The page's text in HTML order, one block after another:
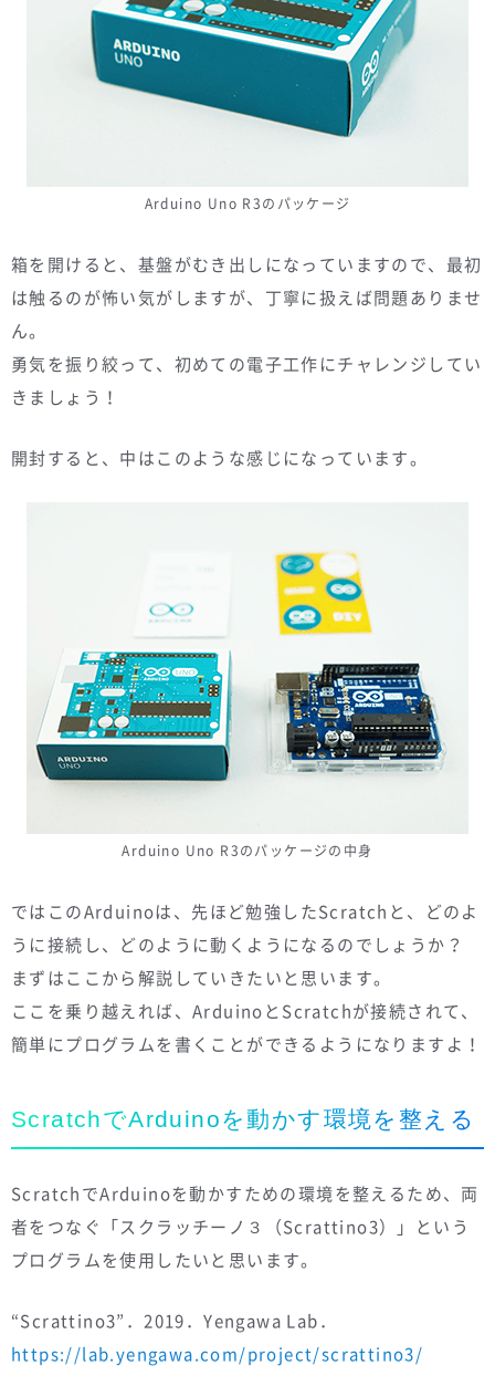
Arduino Uno R3のパッケージ
箱を開けると、基盤がむき出しになっていますので、最初
は触るのが怖い気がしますが、丁寧に扱えば問題ありませ
ん。
勇気を振り絞って、初めての電子工作にチャレンジしてい
きましょう！
開封すると、中はこのような感じになっています。
Arduino Uno R3のパッケージの中身
ではこのArduinoは、先ほど勉強したScratchと、どのよ
うに接続し、どのように動くようになるのでしょうか？
まずはここから解説していきたいと思います。
ここを乗り越えれば、ArduinoとScratchが接続されて、
簡単にプログラムを書くことができるようになりますよ！
ScratchでArduinoを動かす環境を整える
ScratchでArduinoを動かすための環境を整えるため、両
者をつなぐ「スクラッチーノ３（Scrattino3）」という
プログラムを使用したいと思います。
“Scrattino3”．2019．Yengawa Lab．
https://lab.yengawa.com/project/scrattino3/